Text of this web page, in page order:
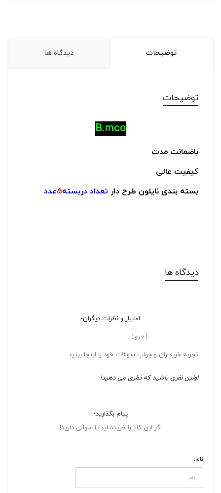
توضیحات دیدگاه ها
توضیحات
B.mco
باضمانت مدت
کیفیت عالی
بسته بندی نایلون طرح دار تعداد دربسته5عدد
دیدگاه ها
امتیاز و نظرات دیگران؛
(
0 رای)
تجربه خریداران و جواب سوالات خود را اینجا ببنید.
اولین نفری باشید که نظری می دهید!
پیام بگذارید؛
اگر این کالا را خریده اید یا سوالی دارید!
نام: